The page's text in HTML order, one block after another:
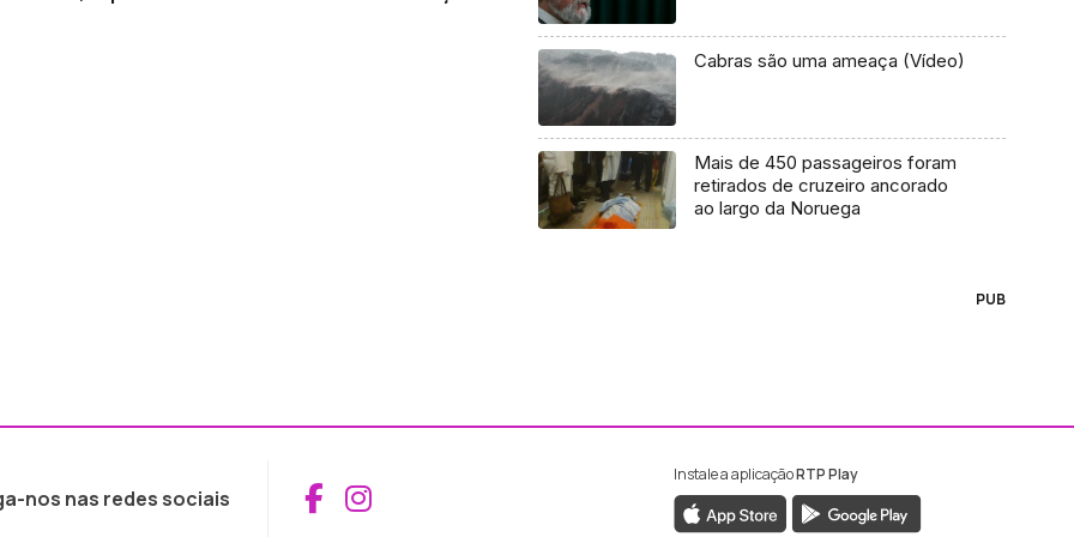
Cabras são uma ameaça (Vídeo)
Mais de 450 passageiros foram
retirados de cruzeiro ancorado
ao largo da Noruega
PUB
nos nas redes sociais Aceder ao Facebook da RTP Madeira
Aceder ao Instagram da RTP Madeira
Instale a aplicaçãoRTP Play